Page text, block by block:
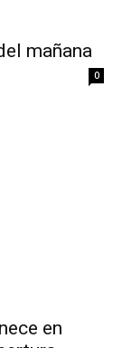
mañana
0
en